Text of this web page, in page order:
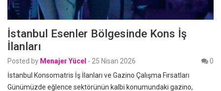
İstanbul Esenler Bölgesinde Kons İş
İlanları
Posted by Menajer Yücel - 25 Nisan 2026
0
İstanbul Konsomatris İş İlanları ve Gazino Çalışma Fırsatları
Günümüzde eğlence sektörünün kalbi konumundaki gazino,